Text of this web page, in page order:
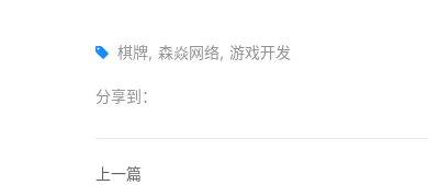
棋牌 森焱网络 游戏开发
分享到：
上一篇